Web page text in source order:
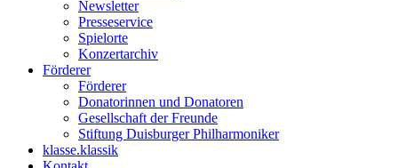
Newsletter
Presseservice
Spielorte
Konzertarchiv
Förderer
Förderer
Donatorinnen und Donatoren
Gesellschaft der Freunde
Stiftung Duisburger Philharmoniker
klasse.klassik